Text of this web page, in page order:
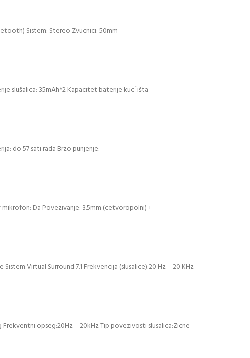
Sistem: Stereo Zvucnici: 50mm
slušalica: 35mAh*2 Kapacitet baterije kuc´išta
do 57 sati rada Brzo punjenje:
Da Povezivanje: 3.5mm (cetvoropolni) +
Surround 7.1 Frekvencija (slusalice):20 Hz – 20 KHz
Frekventni opseg:20Hz – 20kHz Tip povezivosti slusalica:Zicne